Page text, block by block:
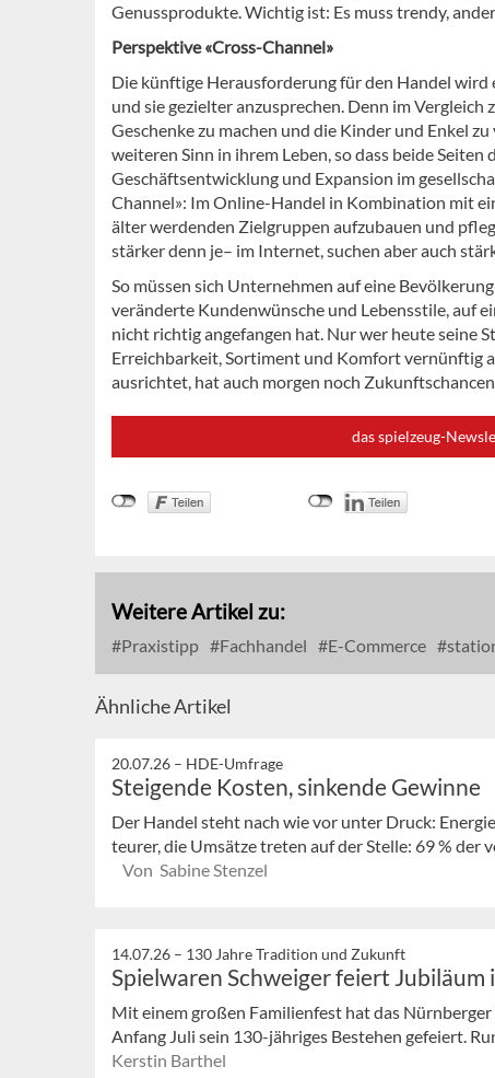
Genussprodukte. Wichtig ist: Es muss trendy,
Perspektive «Cross-Channel»
Die künftige Herausforderung für den Handel
und sie gezielter anzusprechen. Denn im
Geschenke zu machen und die Kinder und Enkel
weiteren Sinn in ihrem Leben, so dass beide
Geschäftsentwicklung und Expansion im
Channel»: Im Online-Handel in Kombination mit
älter werdenden Zielgruppen aufzubauen und
stärker denn je– im Internet, suchen aber auch
So müssen sich Unternehmen auf eine
veränderte Kundenwünsche und Lebensstile, auf
nicht richtig angefangen hat. Nur wer heute seine
Erreichbarkeit, Sortiment und Komfort vernünftig
ausrichtet, hat auch morgen noch
das spielzeug-
Weitere Artikel zu:
Praxistipp Fachhandel E-Commerce
Ähnliche Artikel
20.07.26 – HDE-Umfrage
Steigende Kosten, sinkende Gewinne
Der Handel steht nach wie vor unter Druck:
teurer, die Umsätze treten auf der Stelle: 69 % der
Von Sabine Stenzel
14.07.26 – 130 Jahre Tradition und Zukunft
Spielwaren Schweiger feiert Jubiläum
Mit einem großen Familienfest hat das
Anfang Juli sein 130-jähriges Bestehen gefeiert.
Kerstin Barthel